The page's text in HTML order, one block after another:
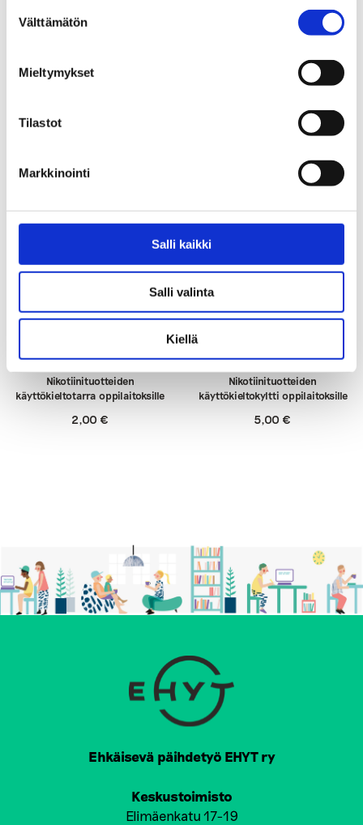
valinta
Välttämätön
Mieltymykset
Tilastot
Markkinointi
Salli kaikki
Salli valinta
Kiellä
Nikotiinituotteiden
käyttökieltotarra oppilaitoksille
2,00€
Nikotiinituotteiden
käyttökieltokyltti oppilaitoksille
5,00€
Ehkäisevä päihdetyö EHYT ry
Keskustoimisto
Elimäenkatu 17-19